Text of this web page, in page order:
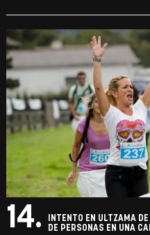
14.
INTENTO EN ULTZAMA
DE PERSONAS EN UNA